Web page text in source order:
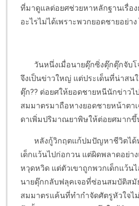
ที่มาดูแลต่อยศช่วยหาหลักฐานเรื่อ
อะไรไม่ได้เพราะพวกยอดชายอย่
วันหนึ่งเมื่อนายดุ๊กซิ่งตุ๊กตุ๊กจับโจ
จึงเป็นข่าวใหญ่ แต่ประเด็นที่น่าสน
ตุ๊ก?? ต่อยศให้ยอดชายหนีนักข่าวไ
สมมาตรมาถือหางยอดชายหน้าตา
ดาเพิ่มปริมาณยาพิษให้ต่อยศมากขึ้
หลังกู้วิกฤตแก้ปมปัญหาชีวิตได้ห
เด็กแว้นไปก่อกวน แต่ผิดพลาดอย่า
หวุดหวิด แต่ตัวเขาถูกพวกเด็กแว้
นายดุ๊กกลับฟลุคเจอที่ซ่อนสมบัติสมั
สมมาตรแค้นที่ทำกำจัดศัตรูหัวใจไ